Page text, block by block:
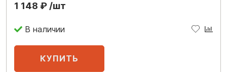
1 148 ₽ /шт
В наличии